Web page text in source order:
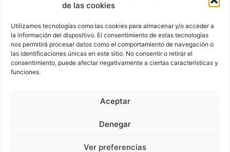
de las cookies
Utilizamos tecnologías como las cookies para almacenar y/o acceder a
la información del dispositivo. El consentimiento de estas tecnologías
nos permitirá procesar datos como el comportamiento de navegación o
las identificaciones únicas en este sitio. No consentir o retirar el
consentimiento, puede afectar negativamente a ciertas características y
funciones.
Aceptar
Denegar
Ver preferencias
VIDEOCONFERENCIAS
POLÍTICA DE PRIVACIDAD
CONTACTO
© FEDERACIÓN ESPAÑOLA DE RUGBY 2023.